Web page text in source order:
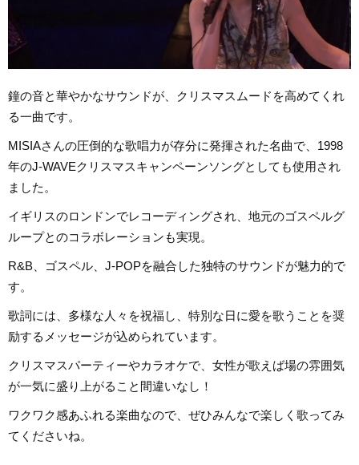
鐘の音と華やかなサウンドが、クリスマスムードを高めてくれ
る一曲です。
MISIAさんの圧倒的な歌唱力が存分に発揮された名曲で、1998
年のJ-WAVEクリスマスキャンペーンソングとしても使用され
ました。
イギリスのロンドンでレコーディングされ、地元のゴスペルグ
ループとのコラボレーションも実現。
R&B、ゴスペル、J-POPを融合した独特のサウンドが魅力的で
す。
歌詞には、多様な人々を祝福し、特別な日に愛を歌うことを奨
励するメッセージが込められています。
クリスマスパーティーやカラオケで、女性が歌えば場の雰囲気
が一気に盛り上がること間違いなし！
ワクワク感あふれる楽曲なので、ぜひみんなで楽しく歌ってみ
てくださいね。